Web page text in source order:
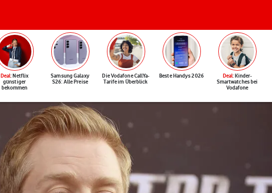
Deal: Netflix
günstiger
bekommen
Samsung Galaxy
S26: Alle Preise
Die Vodafone CallYa-
Tarife im Überblick
Beste Handys 2026 Deal: Kinder-
Smartwatches bei
Vodafone